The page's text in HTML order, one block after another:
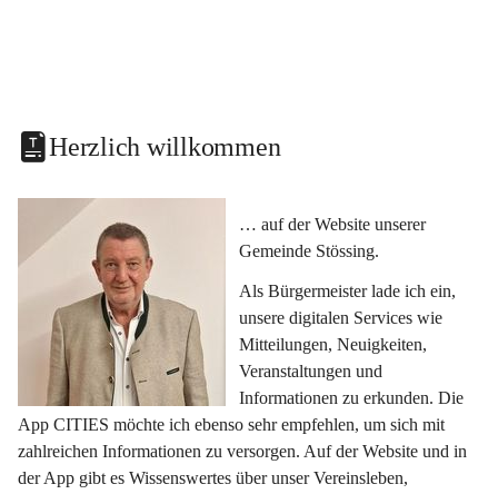
Herzlich willkommen
… auf der Website unserer
Gemeinde Stössing.
Als Bürgermeister lade ich ein,
unsere digitalen Services wie
Mitteilungen, Neuigkeiten,
Veranstaltungen und
Informationen zu erkunden. Die
App CITIES möchte ich ebenso sehr empfehlen, um sich mit
zahlreichen Informationen zu versorgen. Auf der Website und in
der App gibt es Wissenswertes über unser Vereinsleben,